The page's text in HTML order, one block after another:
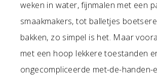
weken in water, fijnmalen met een
smaakmakers, tot balletjes
bakken, zo simpel is het. Maar
met een hoop lekkere toestanden
ongecompliceerde met-de-handen-